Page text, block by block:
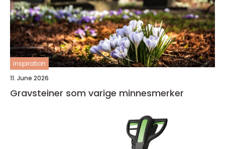
inspiration
11. June 2026
Gravsteiner som varige minnesmerker